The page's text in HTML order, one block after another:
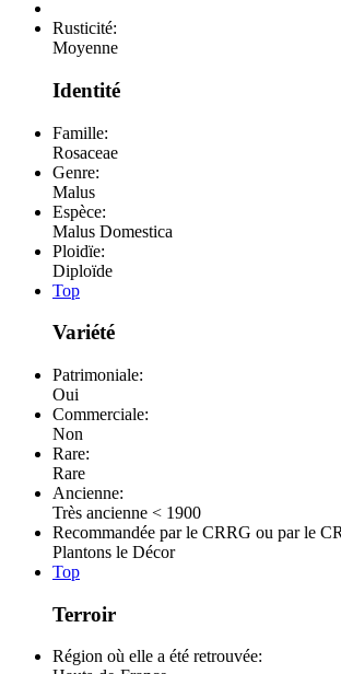
Rusticité:
Moyenne
Identité
Famille:
Rosaceae
Genre:
Malus
Espèce:
Malus Domestica
Ploidïe:
Diploïde
Top
Variété
Patrimoniale:
Oui
Commerciale:
Non
Rare:
Rare
Ancienne:
Très ancienne < 1900
Recommandée par le CRRG ou par le
Plantons le Décor
Top
Terroir
Région où elle a été retrouvée: